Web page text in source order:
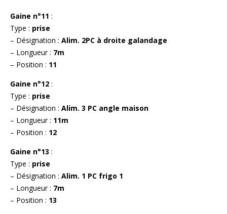
Gaine n°11 :
Type : prise
– Désignation : Alim. 2PC à droite galandage
– Longueur : 7m
– Position : 11
Gaine n°12 :
Type : prise
– Désignation : Alim. 3 PC angle maison
– Longueur : 11m
– Position : 12
Gaine n°13 :
Type : prise
– Désignation : Alim. 1 PC frigo 1
– Longueur : 7m
– Position : 13